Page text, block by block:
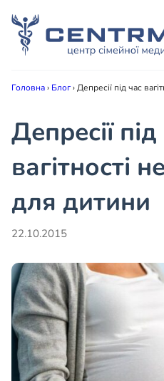
Головна› Блог›Депресії під час
Депресії
вагітності
для дитини
22.10.2015